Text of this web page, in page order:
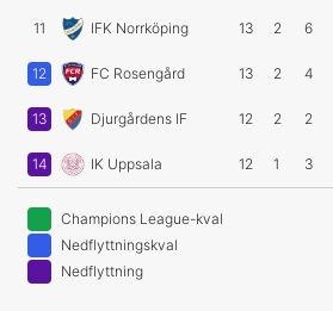
11 IFK Norrköping 13 2 6
12 FC Rosengård 13 2 4
13 Djurgårdens IF 12 2 2
14 IK Uppsala 12 1 3
Champions League-kval
Nedflyttningskval
Nedflyttning